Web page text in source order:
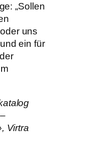
„Sollen
uns
ein für
Virtra